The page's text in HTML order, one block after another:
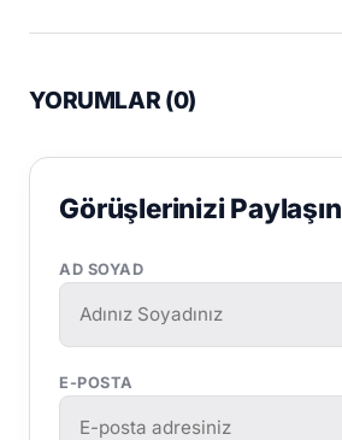
YORUMLAR (0)
Görüşlerinizi Paylaşın
AD SOYAD
E-POSTA